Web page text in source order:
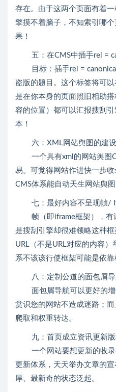
存在。由于这两个页面有着一
擎摸不着脑子，不知索引哪
果！
五：在CMS中插手rel =
目标：插手rel = canonical
盗版的题目。这个标签将可
是在你本身的页面照旧相助
容的位置）都可以汇报搜刮
本！
六：XML网站舆图的建设
一个具有xml的网站舆图
易。可觉得网站作进快一步
CMS体系能自动天生网站舆
七：最好内容不呈现帧/
帧（即iframe框架），有
是搜刮引擎却很难领略这种
URL（不是URL对应的内容
系不该该行使框架可能是依
八：定制公道的面包屑导
面包屑导航可以更好的增
赏识您的网站不造成迷路；
爬取和权重转达。
九：首页成立资讯更新版
一个网站要想更新的收录
更新体系，天天举办文章的
厚、最新奇的状态泛起。